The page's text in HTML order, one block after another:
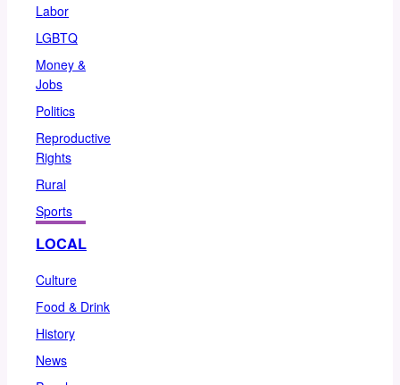
Labor
LGBTQ
Money &
Jobs
Politics
Reproductive
Rights
Rural
Sports
LOCAL
Culture
Food & Drink
History
News